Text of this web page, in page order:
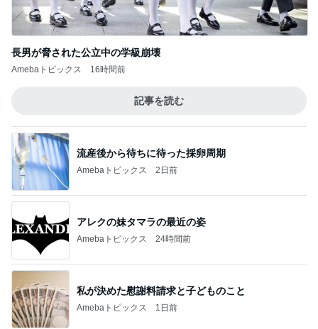
長男が脅された公立中の学級崩壊
Amebaトピックス 16時間前
記事を読む
流産後から待ちに待った採卵周期
Amebaトピックス 2日前
アレクの妹タマラの最近の姿
Amebaトピックス 24時間前
私が決めた慰謝料請求と子どものこと
Amebaトピックス 1日前